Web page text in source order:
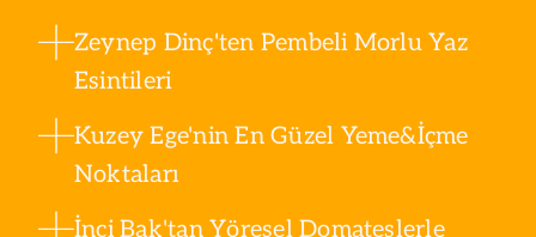
Zeynep Dinç'ten Pembeli Morlu Yaz
Esintileri
Kuzey Ege'nin En Güzel Yeme&İçme
Noktaları
İnci Bak'tan Yöresel Domateslerle